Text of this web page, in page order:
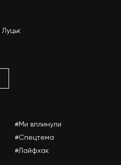
#Ми вплинули
#Спецтема
#Лайфхак